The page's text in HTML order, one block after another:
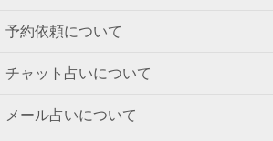
予約依頼について
チャット占いについて
メール占いについて